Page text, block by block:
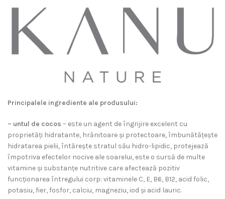
Principalele ingrediente ale produsului:
– untul de cocos – este un agent de îngrijire excelent cu
proprietăți hidratante, hrănitoare și protectoare, îmbunătățește
hidratarea pielii, întărește stratul său hidro-lipidic, protejează
împotriva efectelor nocive ale soarelui, este o sursă de multe
vitamine și substanțe nutritive care afectează pozitiv
funcționarea întregului corp: vitaminele C, E, B6, B12, acid folic,
potasiu, fier, fosfor, calciu, magneziu, iod și acid lauric.